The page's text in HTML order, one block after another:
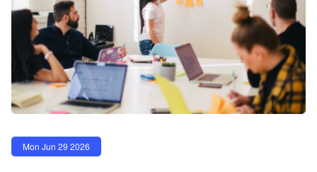
Mon Jun 29 2026